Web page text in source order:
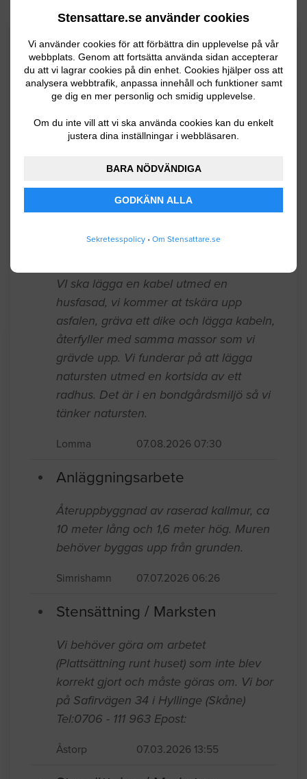
Stensattare.se använder cookies
Vi använder cookies för att förbättra din upplevelse på vår
webbplats. Genom att fortsätta använda sidan accepterar
du att vi lagrar cookies på din enhet. Cookies hjälper oss att
analysera webbtrafik, anpassa innehåll och funktioner samt
ge dig en mer personlig och smidig upplevelse.
Om du inte vill att vi ska använda cookies kan du enkelt
justera dina inställningar i webbläsaren.
BARA NÖDVÄNDIGA
GODKÄNN ALLA
Sekretesspolicy • Om Stensattare.se
Senaste förfrågningar
Stensättning / Marksten
Anlägga uteplats 38 kvm granitkeramik
stenmjöl då det är annan stenläggning
på platsen nu.
Stensättning / Marksten
VI ska lägga en kabel utmed en
husfasad, vi kommer at tskära upp
asfalen, gräva ett dike och lägga kabeln,
återfyller med samma massor som vi
grävde upp. Vi funderar på att lägga
natursten utmed en kortsida av ett
radhus. Det är i en bondgårdsmiljö så vi
tänker natursten.
Lomma 07.08.2026 07:30
Anläggningsarbete
Återuppbyggnad av raserad kallmur, ca
10 meter lång och 1,6 meter hög. Muren
behöver byggas upp från grunden.
Simrishamn 07.07.2026 06:26
Stensättning / Marksten
Vi behöver göra om arbetet
(Plattsättning runt huset) som inte blev
korrekt gjort och måste göras om. Vi bor
på Safirvägen 34 i Hyllinge (Skåne)
Tel:0706 - 111 963 Epost:
Åstorp 07.03.2026 13:55